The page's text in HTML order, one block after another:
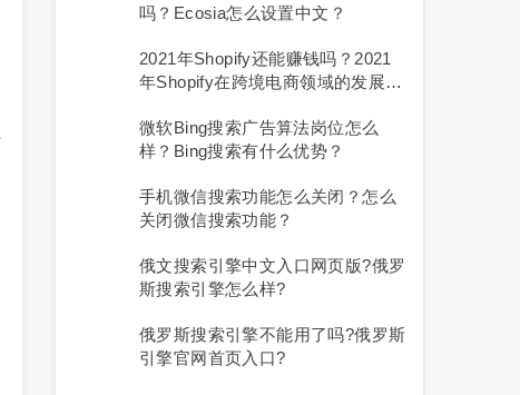
吗？ecosia怎么设置中文？
2021年Shopify还能赚钱吗？2021
年Shopify在跨境电商领域的发展如
微软bing搜索广告算法岗位怎么
样？bing搜索有什么优势？
手机微信搜索功能怎么关闭？怎么
关闭微信搜索功能？
俄文搜索引擎中文入口网页版?俄罗
斯搜索引擎怎么样?
俄罗斯搜索引擎不能用了吗?俄罗斯
引擎官网首页入口?